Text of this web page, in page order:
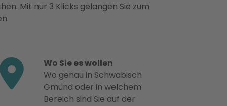
Mit nur 3 Klicks gelangen Sie zum
Wo Sie es wollen
Wo genau in Schwäbisch
Gmünd oder in welchem
Bereich sind Sie auf der